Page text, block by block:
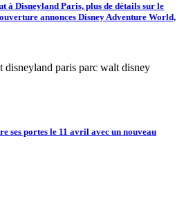
à Disneyland Paris, plus de détails sur le
annonces Disney Adventure World,
ses portes le 11 avril avec un nouveau